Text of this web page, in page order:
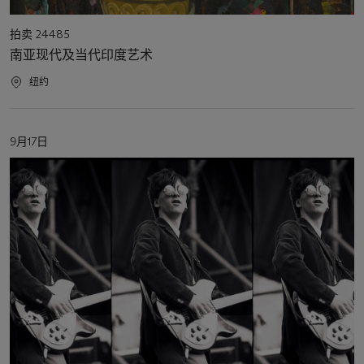
活
动
类
型
拍卖 24485
南亚现代及当代印度艺术
活
纽约
活
动
期
9月17日